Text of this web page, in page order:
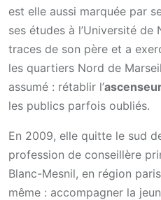
est elle aussi marquée par
ses études à l’Université de
traces de son père et a
les quartiers Nord de
assumé : rétablir l’
les publics parfois oubliés.
En 2009, elle quitte le sud
profession de conseillère
Blanc-Mesnil, en région
même : accompagner la